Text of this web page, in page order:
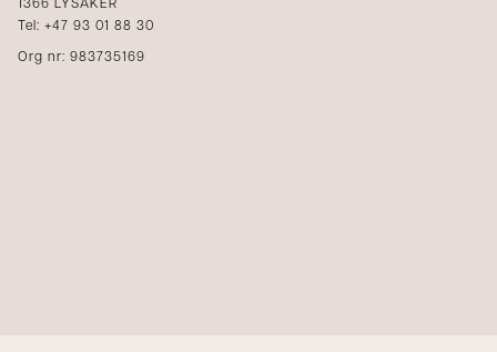
1366 LYSAKER
Tel: +47 93 01 88 30
Org nr: 983735169